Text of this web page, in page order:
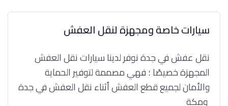
سيارات خاصة ومجهزة لنقل العفش
نقل عفش في جدة نوفر لدينا سيارات نقل العفش
المجهزة خصيصًا ؛ فهي مصممة لتوفير الحماية
والأمان لجميع قطع العفش أثناء نقل العفش في جدة